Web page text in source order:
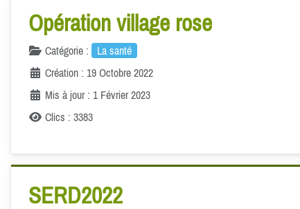
Opération village rose
Catégorie :
La santé
Création : 19 Octobre 2022
Mis à jour : 1 Février 2023
Clics : 3383
SERD2022